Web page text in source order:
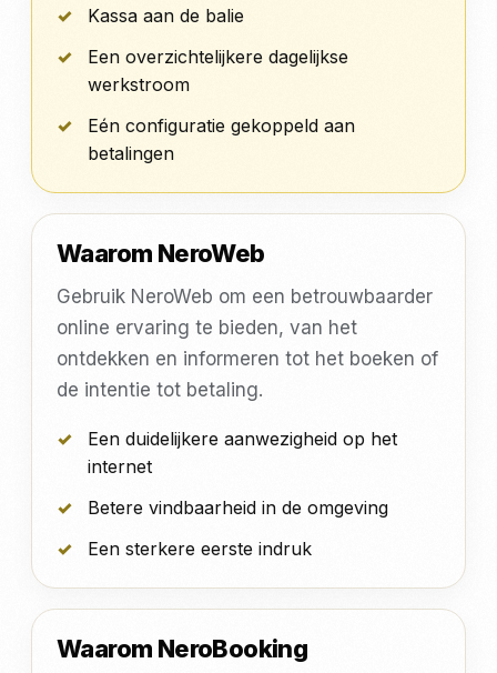
Kassa aan de balie
Een overzichtelijkere dagelijkse
werkstroom
Eén configuratie gekoppeld aan
betalingen
Waarom NeroWeb
Gebruik NeroWeb om een betrouwbaarder
online ervaring te bieden, van het
ontdekken en informeren tot het boeken of
de intentie tot betaling.
Een duidelijkere aanwezigheid op het
internet
Betere vindbaarheid in de omgeving
Een sterkere eerste indruk
Waarom NeroBooking